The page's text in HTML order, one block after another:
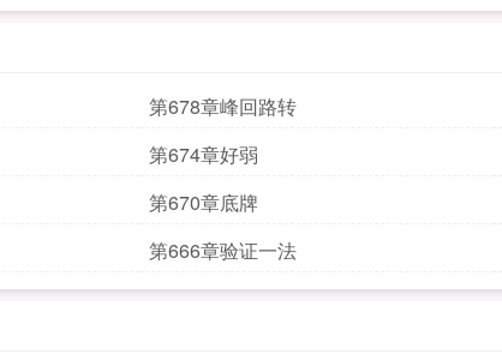
第678章峰回路转
第674章好弱
第670章底牌
第666章验证一法